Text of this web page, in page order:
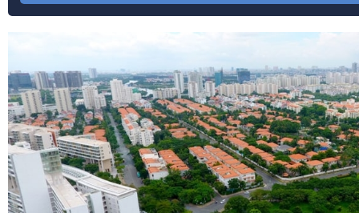
Google Map
LÊN LỊCH XEM NHÀ
*